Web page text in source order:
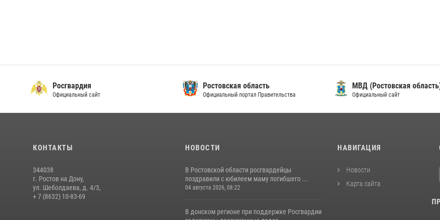
Росгвардия
Официальный сайт
Ростовская область
Официальный портал Правительства
МВД (Ростовская
Официальный сайт
КОНТАКТЫ
344038
г. Ростов на Дону,
ул. Шеболдаева, д. 4/3,
+ 7 (8632) 10-83-69
НОВОСТИ
В Ростовской области росгвардейцы
поздравили с юбилеем маму погибшего ...
04 августа 2026, 08:22
В донском регионе при поддержке Росгвардии
НАВИГАЦИЯ
Новости
Карта сайта